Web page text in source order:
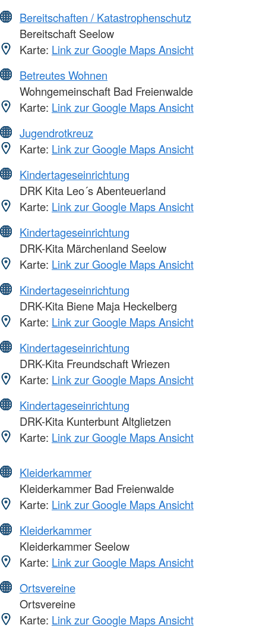
Bereitschaften / Katastrophenschutz
Bereitschaft Seelow
Karte: Link zur Google Maps Ansicht
Betreutes Wohnen
Wohngemeinschaft Bad Freienwalde
Karte: Link zur Google Maps Ansicht
Jugendrotkreuz
Karte: Link zur Google Maps Ansicht
Kindertageseinrichtung
DRK Kita Leo´s Abenteuerland
Karte: Link zur Google Maps Ansicht
Kindertageseinrichtung
DRK-Kita Märchenland Seelow
Karte: Link zur Google Maps Ansicht
Kindertageseinrichtung
DRK-Kita Biene Maja Heckelberg
Karte: Link zur Google Maps Ansicht
Kindertageseinrichtung
DRK-Kita Freundschaft Wriezen
Karte: Link zur Google Maps Ansicht
Kindertageseinrichtung
DRK-Kita Kunterbunt Altglietzen
Karte: Link zur Google Maps Ansicht
Kleiderkammer
Kleiderkammer Bad Freienwalde
Karte: Link zur Google Maps Ansicht
Kleiderkammer
Kleiderkammer Seelow
Karte: Link zur Google Maps Ansicht
Ortsvereine
Ortsvereine
Karte: Link zur Google Maps Ansicht